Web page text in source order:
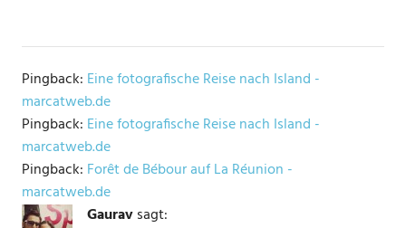
Pingback: Eine fotografische Reise nach Island -
marcatweb.de
Pingback: Eine fotografische Reise nach Island -
marcatweb.de
Pingback: Forêt de Bébour auf La Réunion -
marcatweb.de
Gauravsagt: